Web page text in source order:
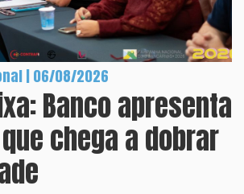
| 06/08/2026
Banco apresenta
chega a dobrar